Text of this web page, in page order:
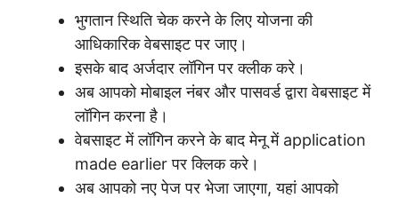
भुगतान स्थिति चेक करने के लिए योजना की
आधिकारिक वेबसाइट पर जाए।
इसके बाद अर्जदार लॉगिन पर क्लीक करे।
अब आपको मोबाइल नंबर और पासवर्ड द्वारा वेबसाइट में
लॉगिन करना है।
वेबसाइट में लॉगिन करने के बाद मेनू में application
made earlier पर क्लिक करे।
अब आपको नए पेज पर भेजा जाएगा, यहां आपको